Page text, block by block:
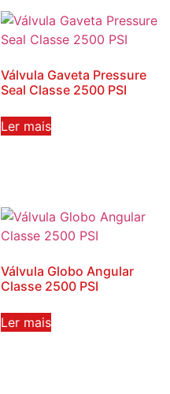
Válvula Gaveta Pressure
Seal Classe 2500 PSI
Ler mais
Válvula Globo Angular
Classe 2500 PSI
Ler mais